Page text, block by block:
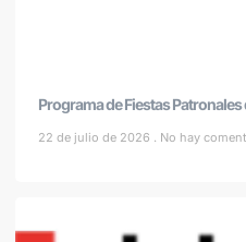
Programa de Fiestas
22 de julio de 2026 No hay